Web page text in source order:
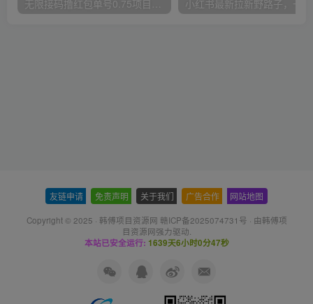
友链申请 免责声明 关于我们 广告合作 网站地图
Copyright © 2025 · 韩傅项目资源网 赣ICP备2025074731号 · 由韩傅项
目资源网强力驱动.
本站已安全运行: 1639天6小时0分47秒